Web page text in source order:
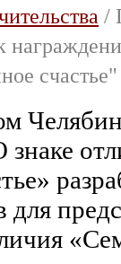
/
счастье"